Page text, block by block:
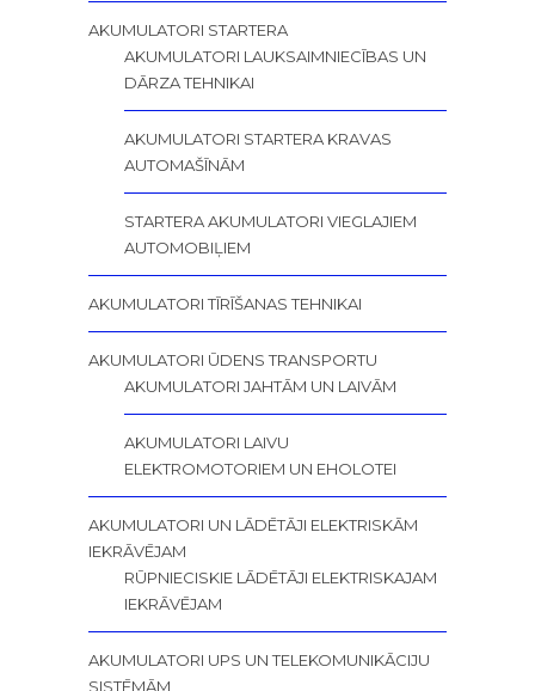
AKUMULATORI STARTERA
AKUMULATORI LAUKSAIMNIECĪBAS UN
DĀRZA TEHNIKAI
AKUMULATORI STARTERA KRAVAS
AUTOMAŠĪNĀM
STARTERA AKUMULATORI VIEGLAJIEM
AUTOMOBIĻIEM
AKUMULATORI TĪRĪŠANAS TEHNIKAI
AKUMULATORI ŪDENS TRANSPORTU
AKUMULATORI JAHTĀM UN LAIVĀM
AKUMULATORI LAIVU
ELEKTROMOTORIEM UN EHOLOTEI
AKUMULATORI UN LĀDĒTĀJI ELEKTRISKĀM
IEKRĀVĒJAM
RŪPNIECISKIE LĀDĒTĀJI ELEKTRISKAJAM
IEKRĀVĒJAM
AKUMULATORI UPS UN TELEKOMUNIKĀCIJU
SISTĒMĀM